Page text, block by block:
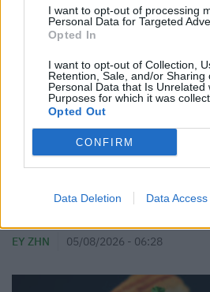
I want to opt-out of processing
Personal Data for Targeted
Opted In
I want to opt-out of Collection,
Retention, Sale, and/or Sharing
Personal Data that Is Unrelated
Purposes for which it was
Opted Out
CONFIRM
Data Deletion Data Access
ΕΥ ΖΗΝ 05/08/2026 - 06:28